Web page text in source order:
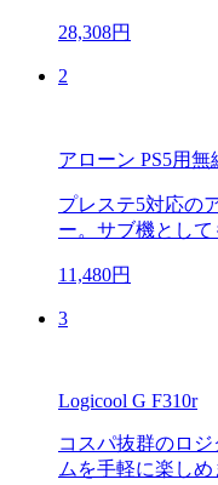
28,308円
2
アローン PS5用
プレステ5対応の
ー。サブ機として
11,480円
3
Logicool G F310r
コスパ抜群のロ
ムを手軽に楽しめ